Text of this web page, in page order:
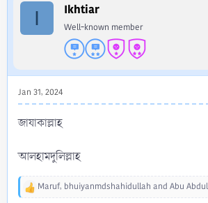
o
:
I Ikhtiar
Well-known member
Jan 31, 2024
জাযাকাল্লাহ
আলহামদুলিল্লাহ
R
Maruf, bhuiyanmdshahidullah and Abu